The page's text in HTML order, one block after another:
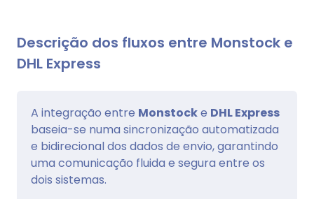
Descrição dos fluxos entre Monstock e
DHL Express
A integração entre Monstocke DHL Express
baseia-se numa sincronização automatizada
e bidirecional dos dados de envio, garantindo
uma comunicação fluida e segura entre os
dois sistemas.